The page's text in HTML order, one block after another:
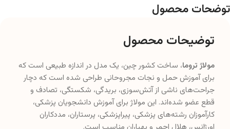
توضحات محصول
توضیحات محصول
مولاژ تروما، ساخت کشور چین، یک مدل در اندازه طبیعی است که
برای آموزش حمل و نجات مجروحانی طراحی شده است که دچار
جراحت‌های ناشی از آتش‌سوزی، بریدگی، شکستگی، تصادف و
قطع عضو شده‌اند. این مولاژ برای آموزش دانشجویان پزشکی،
کارآموزان رشته‌های پزشکی، پیراپزشکی، پرستاران، مددکاران